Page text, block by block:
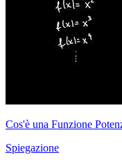
Cos'è una Funzione
Spiegazione